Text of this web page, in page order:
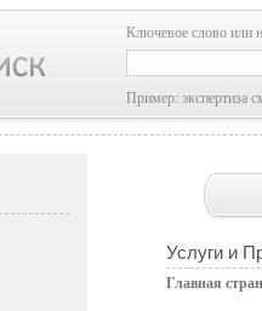
Ключевое слово или
Пример: экспертиза
Услуги и
Главная